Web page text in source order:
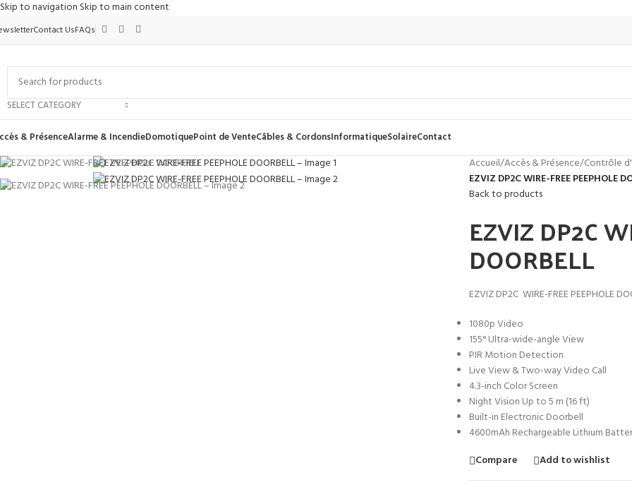
Skip to navigation Skip to main content
Contact UsFAQs
SELECT CATEGORY
& PrésenceAlarme & IncendieDomotiquePoint de VenteCâbles & CordonsInformatiqueSolaireContact
Sold out
Accueil/Accès & Présence/Contrôle
EZVIZ DP2C WIRE-FREE PEEPHOLE
Back to products
EZVIZ DP2C
DOORBELL
EZVIZ DP2C WIRE-FREE PEEPHOLE
1080p Video
155° Ultra-wide-angle View
PIR Motion Detection
Live View & Two-way Video Call
4.3-inch Color Screen
Night Vision Up to 5 m (16 ft)
Built-in Electronic Doorbell
4600mAh Rechargeable Lithium
Compare
Add to wishlist